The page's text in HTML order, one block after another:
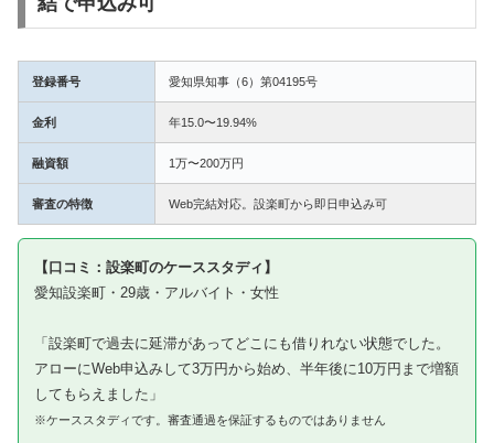
登録番号 愛知県知事（6）第04195号
金利 年15.0〜19.94%
融資額 1万〜200万円
審査の特徴 Web完結対応。設楽町から即日申込み可
【口コミ：設楽町のケーススタディ】
愛知設楽町・29歳・アルバイト・女性
「設楽町で過去に延滞があってどこにも借りれない状態でした。
アローにWeb申込みして3万円から始め、半年後に10万円まで増額
してもらえました」
※ケーススタディです。審査通過を保証するものではありません